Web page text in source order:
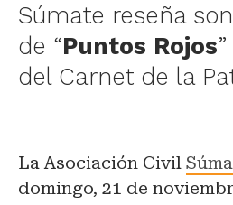
Súmate reseña
de “Puntos Rojos
del Carnet de la
La Asociación Civil
domingo, 21 de